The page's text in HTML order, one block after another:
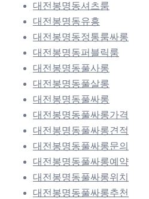
대전봉명동셔츠룸
대전봉명동유흥
대전봉명동정통룸싸롱
대전봉명동퍼블릭룸
대전봉명동풀사롱
대전봉명동풀살롱
대전봉명동풀싸롱
대전봉명동풀싸롱가격
대전봉명동풀싸롱견적
대전봉명동풀싸롱문의
대전봉명동풀싸롱예약
대전봉명동풀싸롱위치
대전봉명동풀싸롱추천